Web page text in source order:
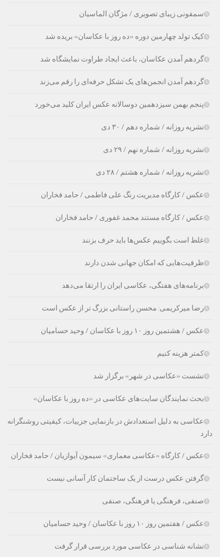
سمفونی زیبای تصویری / مژگان الماسیان
کیک تولد چهارمین دوره «ده روز با عکاسان» بریده شد
گردهم آمدن عکاسان، باعث ایجاد طراوت نمایشگاه شد
گردهم آمدن انجمن‌های یک تشکل حرفه‌ای را رقم می‌زند
پنجم بهمن سیزدهمین دوسالانه عکس ایران کلید می‌خورد
نشریه روزانه / شماره دهم / ۳۰ دی
نشریه روزانه / شماره نهم / ۲۹ دی
نشریه روزانه / شماره هشتم / ۲۸ دی
عکس / کارگاه مدیریت رنگ علی فاطمی / حامد فخاران
عکس / کارگاه مستند محمد غفوری / حامد فخاران
غلط است بگوییم عکس‌ها باید حرف بزنند
ظرفیت‌هایی که امکان جهانی شدن دارند
برنامه‌های هفتگی، عکاسی ایران را ارتقا می‌دهد
رضا میرکریمی: محسن راستانی بزرگ تر از عکس است
عکس / هشتمین روز ۱۰ روز با عکاسان / وحید حسامیان
کمتر هزینه کنیم
نشست «عکاسی در شهر» برگزار شد
بحث نمایندگان سایت‌های عکاسی در «ده روز با عکاسان»
عکاسی به دلیل استعدادش در بازنمایی جزییات، کیفیتی روشنگرانه
دارد
عکس / کارگاه «عکاسی معماری» سیمون آیوازیان / حامد فخاران
گرفتن عکس درست از یک ساختمان کار آسانی نیست
صنفی، فرهنگی یا فرهنگی، صنفی
عکس / هفتمین روز ۱۰ روز با عکاسان / وحید حسامیان
نشانه شناسی در عکاسی مورد بررسی قرار گرفت